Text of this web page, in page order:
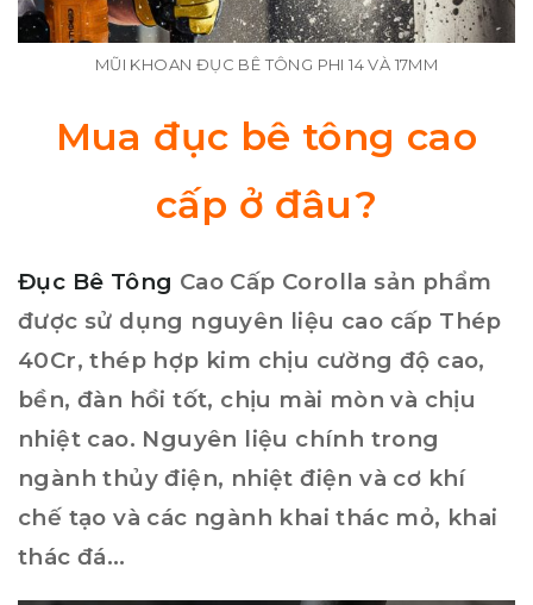
MŨI KHOAN ĐỤC BÊ TÔNG PHI 14 VÀ 17MM
Mua đục bê tông cao
cấp ở đâu?
Đục Bê Tông Cao Cấp Corolla sản phẩm
được sử dụng nguyên liệu cao cấp Thép
40Cr, thép hợp kim chịu cường độ cao,
bền, đàn hồi tốt, chịu mài mòn và chịu
nhiệt cao. Nguyên liệu chính trong
ngành thủy điện, nhiệt điện và cơ khí
chế tạo và các ngành khai thác mỏ, khai
thác đá…